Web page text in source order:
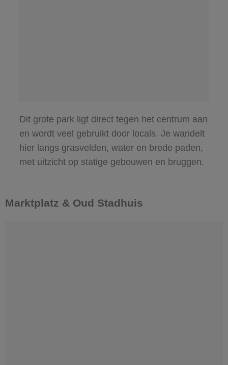
Dit grote park ligt direct tegen het centrum aan
en wordt veel gebruikt door locals. Je wandelt
hier langs grasvelden, water en brede paden,
met uitzicht op statige gebouwen en bruggen.
Marktplatz & Oud Stadhuis